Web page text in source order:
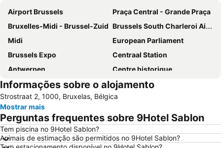
Airport Brussels
Praça Central - Grande Praça
Bruxelles-Midi - Brussel-Zuid Brussels South Charleroi Airport
Midi
European Parliament
Brussels Expo
Centraal Station
Antwerpen
Centre historique
Bruxelles-Nord - Brussel-Noord
Parque do Cinqüentenário
Européen
Station Leuven
Estádio Rei Baldoíno
Centro Belga das Histórias em Quadrinho
Atomium
Port of Antwerp
Brussels Park
Pairi Daiza
Informações sobre o alojamento
Strostraat 2, 1000, Bruxelas, Bélgica
Mostrar mais
Perguntas frequentes sobre 9Hotel Sablon
Tem piscina no 9Hotel Sablon?
Animais de estimação são permitidos no 9Hotel Sablon?